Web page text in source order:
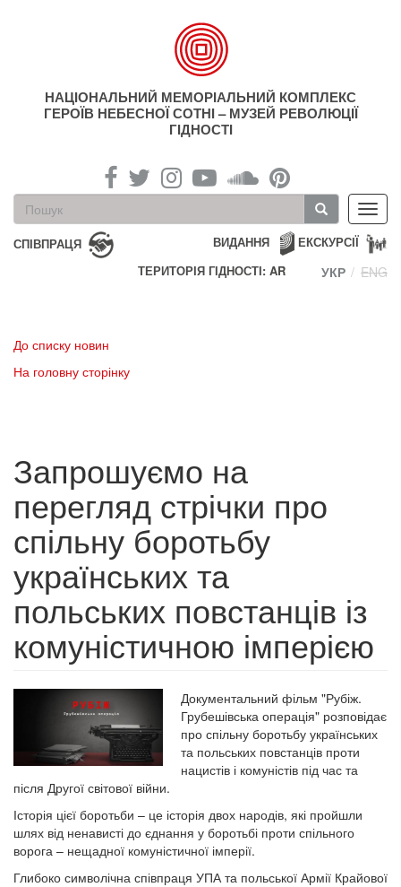
НАЦІОНАЛЬНИЙ МЕМОРІАЛЬНИЙ КОМПЛЕКС
ГЕРОЇВ НЕБЕСНОЇ СОТНІ – МУЗЕЙ РЕВОЛЮЦІЇ
ГІДНОСТІ
Пошукова
форма
Пошук
СПІВПРАЦЯ ЕКСКУРСІЇ
ВИДАННЯ
ТЕРИТОРІЯ ГІДНОСТІ: AR
УКР ENG
До списку новин
На головну сторінку
Запрошуємо на
перегляд стрічки про
спільну боротьбу
українських та
польських повстанців із
комуністичною імперією
Документальний фільм "Рубіж.
Грубешівська операція" розповідає
про спільну боротьбу українських
та польських повстанців проти
нацистів і комуністів під час та
після Другої світової війни.
Історія цієї боротьби – це історія двох народів, які пройшли
шлях від ненависті до єднання у боротьбі проти спільного
ворога – нещадної комуністичної імперії.
Глибоко символічна співпраця УПА та польської Армії Крайової